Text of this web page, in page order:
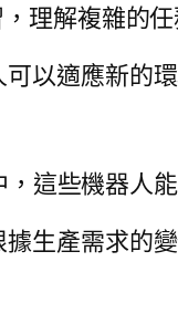
理解複雜的
以適應新的
這些機器人
據生產需求的